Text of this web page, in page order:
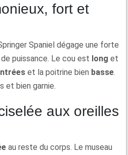
Spaniel dégage une forte
puissance. Le cou est long et
et la poitrine bien basse.
et bien garnie.
au reste du corps. Le museau